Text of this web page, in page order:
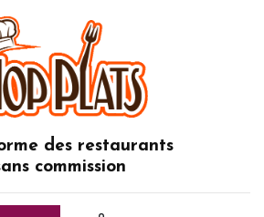
des restaurants
commission